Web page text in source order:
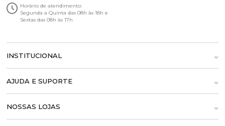
Horário de atendimento:
Segunda a Quinta das 08h às 18h e
Sextas das 08h às 17h
INSTITUCIONAL
AJUDA E SUPORTE
NOSSAS LOJAS